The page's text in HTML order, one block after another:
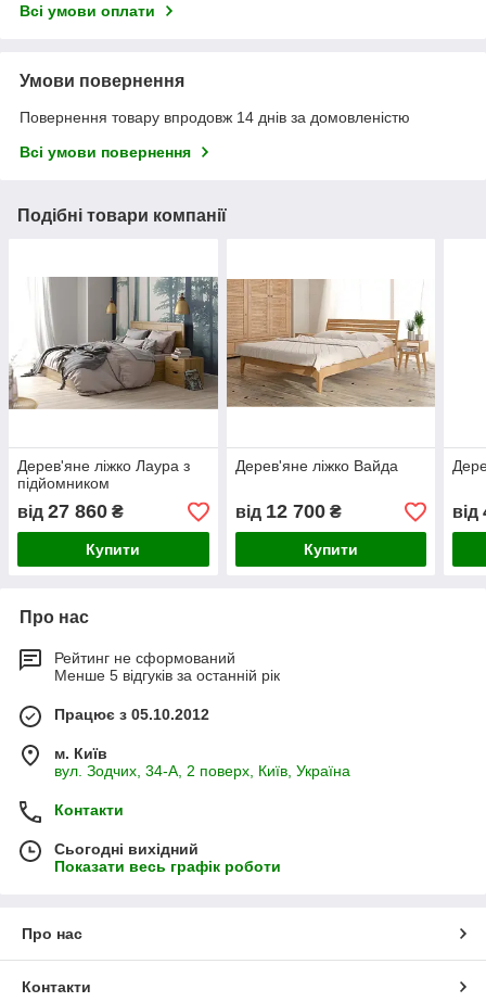
Всі умови оплати
Умови повернення
Повернення товару впродовж 14 днів за домовленістю
Всі умови повернення
Подібні товари компанії
Дерев'яне ліжко Лаура з
підйомником
від 27 860 ₴
Купити
Дерев'яне ліжко Вайда
від 12 700₴
Купити
від
Про нас
Рейтинг не сформований
Менше 5 відгуків за останній рік
Працює з 05.10.2012
м. Київ
вул. Зодчих, 34-А, 2 поверх, Київ, Україна
Контакти
Сьогодні вихідний
Показати весь графік роботи
Про нас
Контакти